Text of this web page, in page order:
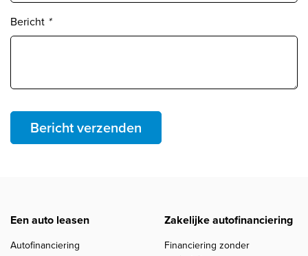
Bericht *
Bericht verzenden
Een auto leasen
Autofinanciering
Zakelijke autofinanciering
Financiering zonder